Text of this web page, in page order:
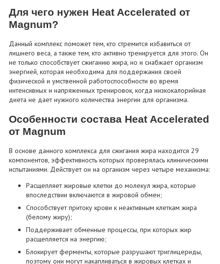
Для чего нужен Heat Accelerated от
Magnum?
Данный комплекс поможет тем, кто стремится избавиться от
лишнего веса, а также тем, кто активно тренируется для этого. Он
не только способствует сжиганию жира, но и снабжает организм
энергией, которая необходима для поддержания своей
физической и умственной работоспособности во время
интенсивных и напряженных тренировок, когда низкокалорийная
диета не дает нужного количества энергии для организма.
Особенности состава Heat Accelerated
от Magnum
В основе данного комплекса для сжигания жира находится 29
компонентов, эффективность которых проверялась клиническими
испытаниями. Действует он на организм через четыре механизма:
Расщепляет жировые клетки до молекул жира, которые
впоследствии включаются в жировой обмен;
Способствует притоку крови к неактивным клеткам жира
(белому жиру);
Поддерживает обменные процессы, при которых жир
расщепляется на энергию;
Блокирует ферменты, которые разрушают триглицериды,
поэтому они могут накапливаться в жировых клетках и